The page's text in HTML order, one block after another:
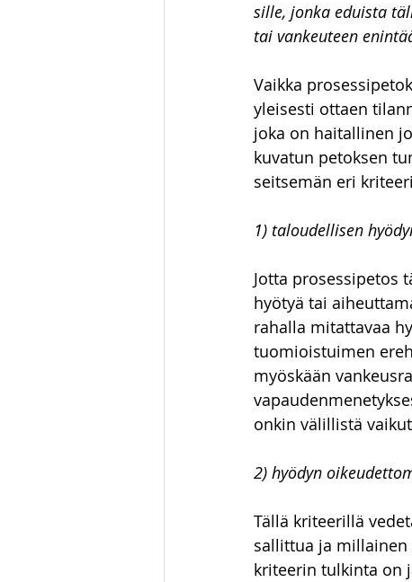
sille, jonka eduista
tai vankeuteen
Vaikka
yleisesti ottaen
joka on haitallinen
kuvatun petoksen
seitsemän eri
1) taloudellisen
Jotta prosessipetos
hyötyä tai
rahalla mitattavaa
tuomioistuimen
myöskään
onkin välillistä
2) hyödyn
Tällä kriteerillä
sallittua ja millainen
kriteerin tulkinta on